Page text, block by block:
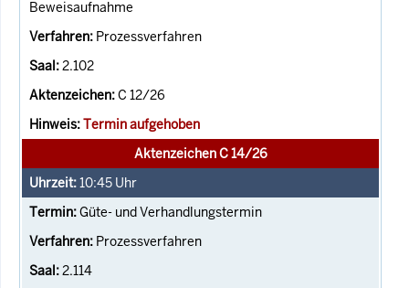
Beweisaufnahme
Prozessverfahren
2.102
C 12/26
Termin aufgehoben
Aktenzeichen C 14/26
10:45 Uhr
Güte- und Verhandlungstermin
Prozessverfahren
2.114